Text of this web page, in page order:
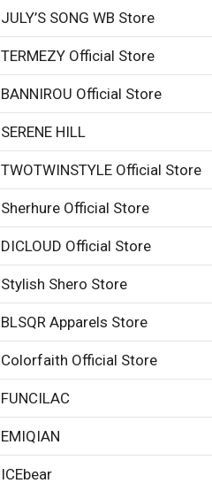
JULY’S SONG WB Store
TERMEZY Official Store
BANNIROU Official Store
SERENE HILL
TWOTWINSTYLE Official Store
Sherhure Official Store
DICLOUD Official Store
Stylish Shero Store
BLSQR Apparels Store
Colorfaith Official Store
FUNCILAC
EMIQIAN
ICEbear